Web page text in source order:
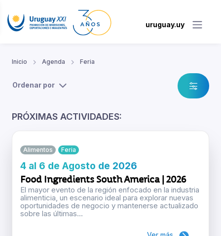
uruguay.uy
Inicio Agenda Feria
Ordenar por
PRÓXIMAS ACTIVIDADES:
Alimentos Feria
4 al 6 de Agosto de 2026
Food Ingredients South America | 2026
El mayor evento de la región enfocado en la industria
alimenticia, un escenario ideal para explorar nuevas
oportunidades de negocio y mantenerse actualizado
sobre las últimas...